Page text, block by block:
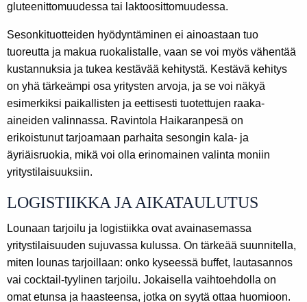
gluteenittomuudessa tai laktoosittomuudessa.
Sesonkituotteiden hyödyntäminen ei ainoastaan tuo
tuoreutta ja makua ruokalistalle, vaan se voi myös vähentää
kustannuksia ja tukea kestävää kehitystä. Kestävä kehitys
on yhä tärkeämpi osa yritysten arvoja, ja se voi näkyä
esimerkiksi paikallisten ja eettisesti tuotettujen raaka-
aineiden valinnassa. Ravintola Haikaranpesä on
erikoistunut tarjoamaan parhaita sesongin kala- ja
äyriäisruokia, mikä voi olla erinomainen valinta moniin
yritystilaisuuksiin.
LOGISTIIKKA JA AIKATAULUTUS
Lounaan tarjoilu ja logistiikka ovat avainasemassa
yritystilaisuuden sujuvassa kulussa. On tärkeää suunnitella,
miten lounas tarjoillaan: onko kyseessä buffet, lautasannos
vai cocktail-tyylinen tarjoilu. Jokaisella vaihtoehdolla on
omat etunsa ja haasteensa, jotka on syytä ottaa huomioon.